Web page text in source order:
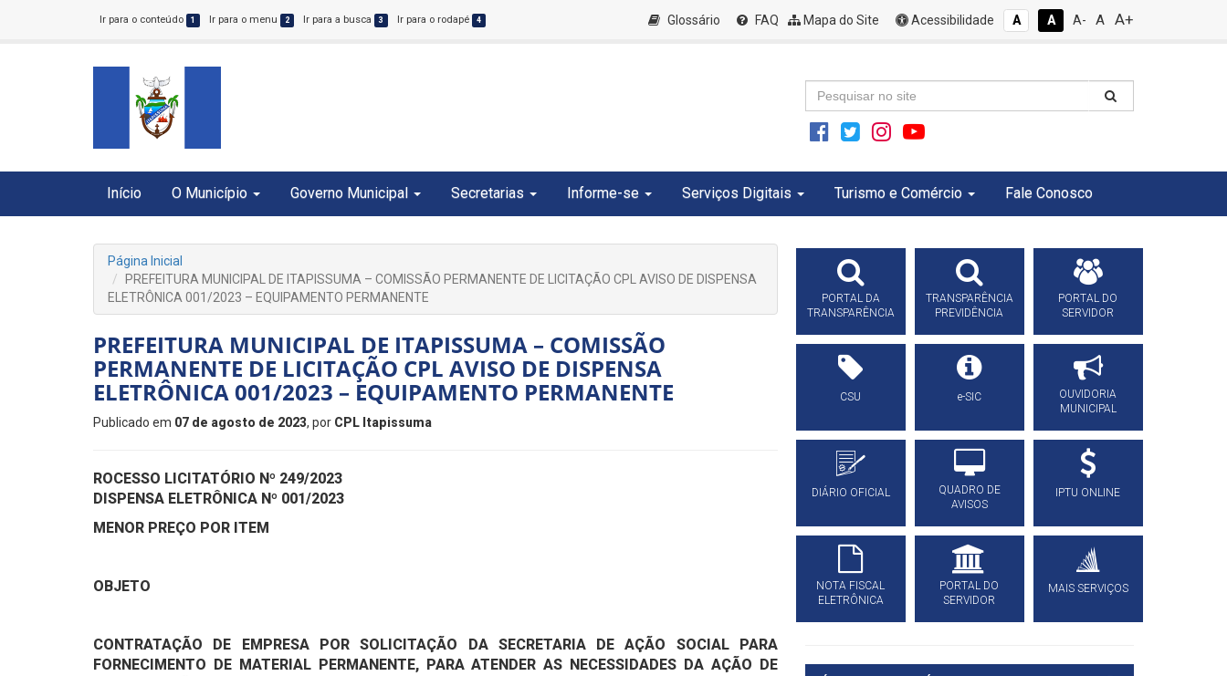
Ir para o conteúdo 1 Ir para o menu 2 Ir para a busca 3 Ir para o rodapé 4 Glossário FAQ Mapa do Site Acessibilidade A A A- A A+
Início O Município Governo Municipal Secretarias Informe-se Serviços Digitais Turismo e Comércio Fale Conosco
Página Inicial
PREFEITURA MUNICIPAL DE ITAPISSUMA – COMISSÃO PERMANENTE DE LICITAÇÃO CPL AVISO DE DISPENSA
ELETRÔNICA 001/2023 – EQUIPAMENTO PERMANENTE
PREFEITURA MUNICIPAL DE ITAPISSUMA – COMISSÃO
PERMANENTE DE LICITAÇÃO CPL AVISO DE DISPENSA
ELETRÔNICA 001/2023 – EQUIPAMENTO PERMANENTE
Publicado em 07 de agosto de 2023, por CPL Itapissuma
ROCESSO LICITATÓRIO Nº 249/2023
DISPENSA ELETRÔNICA Nº 001/2023
MENOR PREÇO POR ITEM
OBJETO
CONTRATAÇÃO DE EMPRESA POR SOLICITAÇÃO DA SECRETARIA DE AÇÃO SOCIAL PARA
FORNECIMENTO DE MATERIAL PERMANENTE, PARA ATENDER AS NECESSIDADES DA AÇÃO DE
PORTAL DA
TRANSPARÊNCIA
TRANSPARÊNCIA
PREVIDÊNCIA
PORTAL DO
SERVIDOR
CSU e-SIC
OUVIDORIA
MUNICIPAL
DIÁRIO OFICIAL
QUADRO DE
AVISOS
IPTU ONLINE
NOTA FISCAL
ELETRÔNICA
PORTAL DO
SERVIDOR
MAIS SERVIÇOS